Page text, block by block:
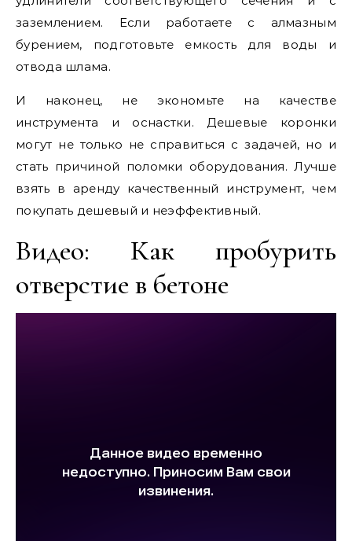
заземлением. Если работаете с алмазным
бурением, подготовьте емкость для воды и
отвода шлама.
И наконец, не экономьте на качестве
инструмента и оснастки. Дешевые коронки
могут не только не справиться с задачей, но и
стать причиной поломки оборудования. Лучше
взять в аренду качественный инструмент, чем
покупать дешевый и неэффективный.
Видео: Как пробурить
отверстие в бетоне